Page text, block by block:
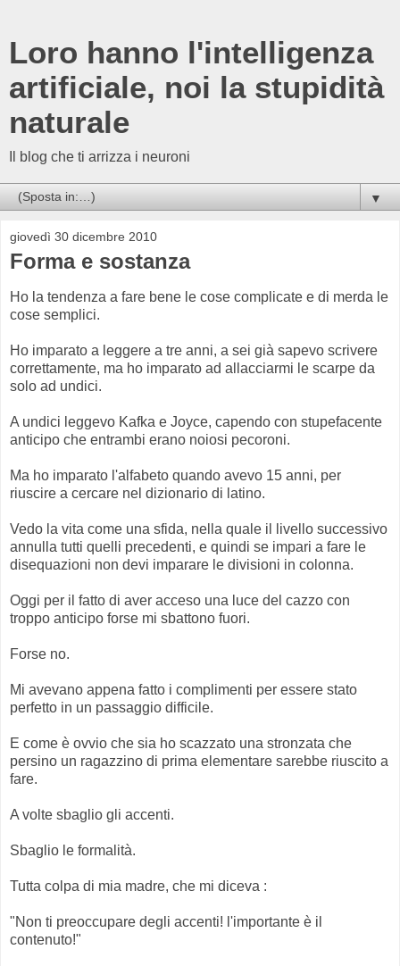
Loro hanno l'intelligenza
artificiale, noi la stupidità
naturale
Il blog che ti arrizza i neuroni
▼
giovedì 30 dicembre 2010
Forma e sostanza
Ho la tendenza a fare bene le cose complicate e di merda le
cose semplici.
Ho imparato a leggere a tre anni, a sei già sapevo scrivere
correttamente, ma ho imparato ad allacciarmi le scarpe da
solo ad undici.
A undici leggevo Kafka e Joyce, capendo con stupefacente
anticipo che entrambi erano noiosi pecoroni.
Ma ho imparato l'alfabeto quando avevo 15 anni, per
riuscire a cercare nel dizionario di latino.
Vedo la vita come una sfida, nella quale il livello successivo
annulla tutti quelli precedenti, e quindi se impari a fare le
disequazioni non devi imparare le divisioni in colonna.
Oggi per il fatto di aver acceso una luce del cazzo con
troppo anticipo forse mi sbattono fuori.
Forse no.
Mi avevano appena fatto i complimenti per essere stato
perfetto in un passaggio difficile.
E come è ovvio che sia ho scazzato una stronzata che
persino un ragazzino di prima elementare sarebbe riuscito a
fare.
A volte sbaglio gli accenti.
Sbaglio le formalità.
Tutta colpa di mia madre, che mi diceva :
"Non ti preoccupare degli accenti! l'importante è il
contenuto!"